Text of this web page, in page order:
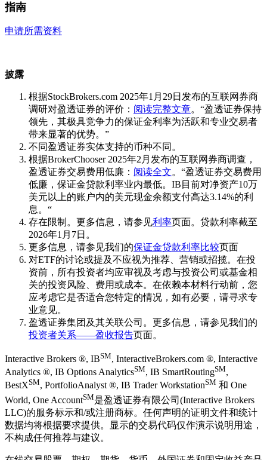
指南
申请所需资料
披露
根据StockBrokers.com 2025年1月29日发布的互联网券商
调研对盈透证券的评价： 阅读完整文章。“盈透证券保持
领先，其极具竞争力的保证金利率为活跃和专业交易者
带来显著的优势。”
不同盈透证券实体支持的币种不同。
根据BrokerChooser 2025年2月发布的互联网券商调查，
盈透证券交易费用低廉： 阅读全文。“盈透证券交易费用
低廉，保证金贷款利率业内最低。IB目前对净资产10万
美元以上的账户内的美元现金余额支付高达3.14%的利
息。“
存在限制。更多信息，请参见利率页面。贷款利率截至
2026年1月7日。
更多信息，请参见我们的保证金贷款利率比较页面
对ETF的讨论或提及不应视为推荐、营销或招揽。在投
资前，所有投资者均应审视及考虑与投资公司或基金相
关的投资风险、费用或成本。在依赖本材料行动前，您
应考虑它是否适合您特定的情况，如有必要，请寻求专
业意见。
盈透证券集团及其关联公司。更多信息，请参见我们的
投资者关系——盈收报告页面。
Interactive Brokers ®, IBSM, InteractiveBrokers.com ®, Interactive
Analytics ®, IB Options AnalyticsSM, IB SmartRoutingSM,
BestXSM, PortfolioAnalyst ®, IB Trader WorkstationSM 和 One
World, One AccountSM是盈透证券有限公司(Interactive Brokers
LLC)的服务标示和/或注册商标。任何声明的证明文件和统计
数据均将根据要求提供。显示的交易代码仅作演示说明用途，
不构成任何推荐与建议。